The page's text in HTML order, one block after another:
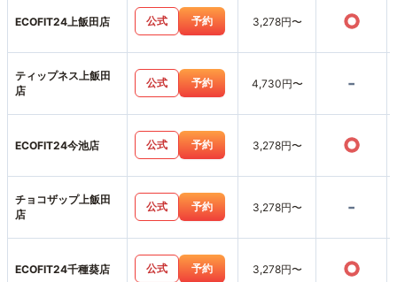
ECOFIT24上飯田店 公式 予約 3,278円〜 ○
ティップネス上飯田
店
公式 予約 4,730円〜 -
ECOFIT24今池店 公式 予約 3,278円〜 ○
チョコザップ上飯田
店
公式 予約 3,278円〜 -
ECOFIT24千種葵店 公式 予約 3,278円〜 ○